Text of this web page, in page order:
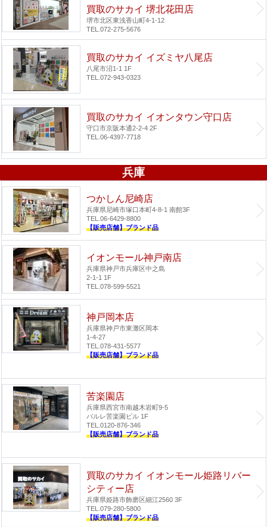
買取のサカイ 堺北花田店
堺市北区東浅香山町4-1-12
TEL.072-275-5676
買取のサカイ イズミヤ八尾店
八尾市沼1-1 1F
TEL.072-943-0323
買取のサカイ イオンタウン守口店
守口市京阪本通2-2-4 2F
TEL.06-4397-7718
兵庫
つかしん尼崎店
兵庫県尼崎市塚口本町4-8-1 南館3F
TEL.06-6429-8800
【販売店舗】ブランド品
イオンモール神戸南店
兵庫県神戸市兵庫区中之島
2-1-1 1F
TEL.078-599-5521
神戸岡本店
兵庫県神戸市東灘区岡本
1-4-27
TEL.078-431-5577
【販売店舗】ブランド品
苦楽園店
兵庫県西宮市南越木岩町9-5
パルレ苦楽園ビル 1F
TEL.0120-876-346
【販売店舗】ブランド品
買取のサカイ イオンモール姫路リバー
シティー店
兵庫県姫路市飾磨区細江2560 3F
TEL.079-280-5800
【販売店舗】ブランド品